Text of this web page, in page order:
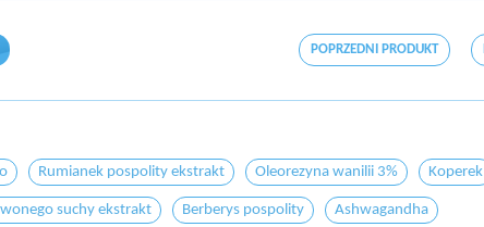
POPRZEDNI PRODUKT
Rumianek pospolity ekstrakt Oleorezyna wanilii 3% Koperek
suchy ekstrakt Berberys pospolity Ashwagandha